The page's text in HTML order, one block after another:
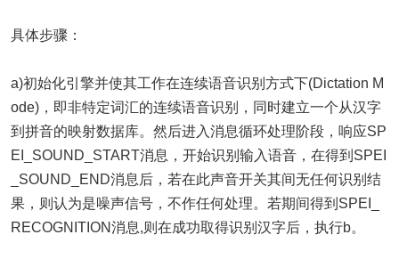
具体步骤：
a)初始化引擎并使其工作在连续语音识别方式下(Dictation M
ode)，即非特定词汇的连续语音识别，同时建立一个从汉字
到拼音的映射数据库。然后进入消息循环处理阶段，响应SP
EI_SOUND_START消息，开始识别输入语音，在得到SPEI
_SOUND_END消息后，若在此声音开关其间无任何识别结
果，则认为是噪声信号，不作任何处理。若期间得到SPEI_
RECOGNITION消息,则在成功取得识别汉字后，执行b。